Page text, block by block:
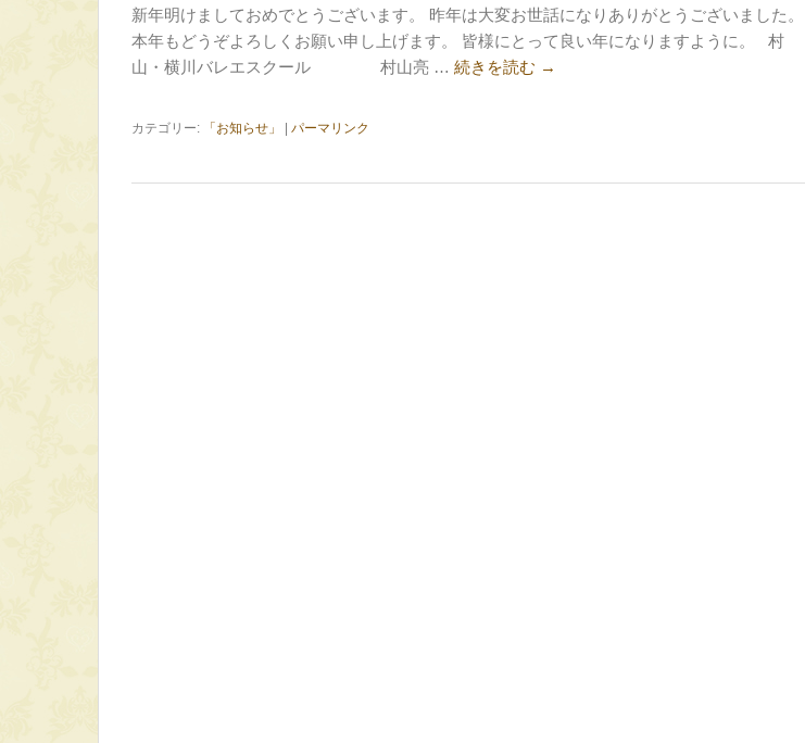
新年明けましておめでとうございます。 昨年は大変お世話になりありがとうございました。
本年もどうぞよろしくお願い申し上げます。 皆様にとって良い年になりますように。 村
山・横川バレエスクール 村山亮 … 続きを読む →
カテゴリー: 「お知らせ」 パーマリンク